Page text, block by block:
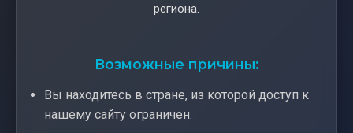
региона.
Возможные причины:
Вы находитесь в стране, из которой доступ к
нашему сайту ограничен.